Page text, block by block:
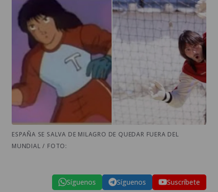
ESPAÑA SE SALVA DE MILAGRO DE QUEDAR FUERA DEL
MUNDIAL / FOTO:
Síguenos Síguenos Suscríbete